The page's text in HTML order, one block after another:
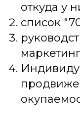
откуда у
список